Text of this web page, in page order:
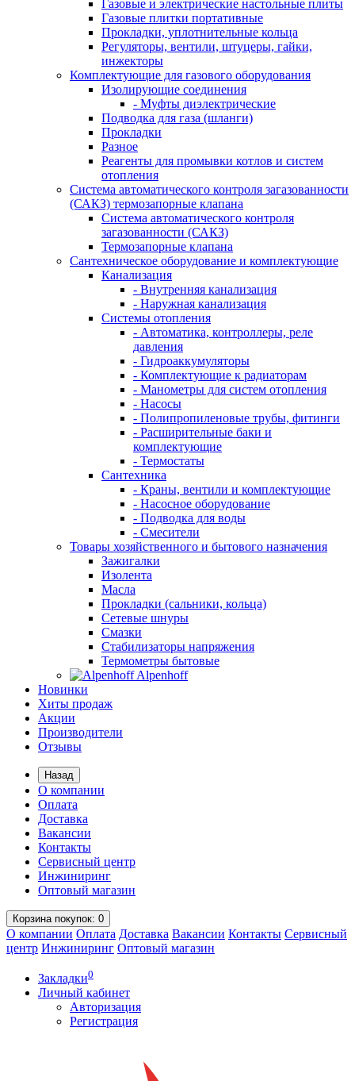
Газовые и электрические настольные плиты
Газовые плитки портативные
Прокладки, уплотнительные кольца
Регуляторы, вентили, штуцеры, гайки,
инжекторы
Комплектующие для газового оборудования
Изолирующие соединения
- Муфты диэлектрические
Подводка для газа (шланги)
Прокладки
Разное
Реагенты для промывки котлов и систем
отопления
Система автоматического контроля загазованности
(САКЗ) термозапорные клапана
Система автоматического контроля
загазованности (САКЗ)
Термозапорные клапана
Сантехническое оборудование и комплектующие
Канализация
- Внутренняя канализация
- Наружная канализация
Системы отопления
- Автоматика, контроллеры, реле
давления
- Гидроаккумуляторы
- Комплектующие к радиаторам
- Манометры для систем отопления
- Насосы
- Полипропиленовые трубы, фитинги
- Расширительные баки и
комплектующие
- Термостаты
Сантехника
- Краны, вентили и комплектующие
- Насосное оборудование
- Подводка для воды
- Смесители
Товары хозяйственного и бытового назначения
Зажигалки
Изолента
Масла
Прокладки (сальники, кольца)
Сетевые шнуры
Смазки
Стабилизаторы напряжения
Термометры бытовые
Alpenhoff
Новинки
Хиты продаж
Акции
Производители
Отзывы
Назад
О компании
Оплата
Доставка
Вакансии
Контакты
Сервисный центр
Инжиниринг
Оптовый магазин
Корзинапокупок: 0
О компании Оплата Доставка Вакансии Контакты Сервисный
центр Инжиниринг Оптовый магазин
Закладки0
Личный кабинет
Авторизация
Регистрация